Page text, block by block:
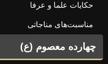
حکایات علما و عرفا
مناسبت‌های مناجاتی
چهارده معصوم (ع)